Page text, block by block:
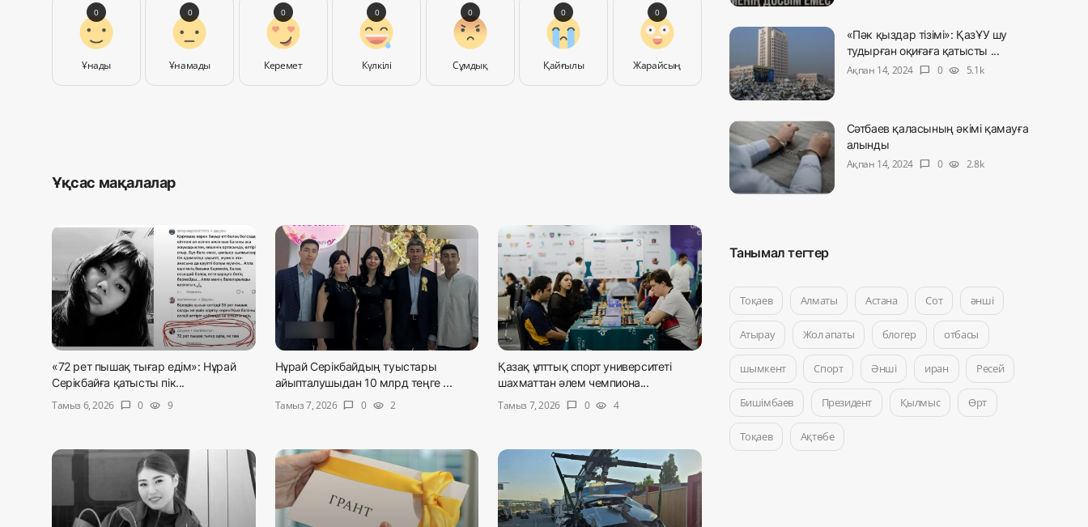
Ұнады
0
Ұнамады
0
Керемет
0
Күлкілі
0
Сұмдық
0
Қайғылы
0
Жарайсың
0
Ұқсас мақалалар
«72 рет пышақ тығар едім»: Нұрай
Серікбайға қатысты пік...
Тамыз 6, 2026 chat_bubble 0 visibility 9
Нұрай Серікбайдың туыстары
айыпталушыдан 10 млрд теңге ...
Тамыз 7, 2026 chat_bubble 0 visibility 2
Қазақ ұлттық спорт университеті
шахматтан әлем чемпиона...
Тамыз 7, 2026 chat_bubble 0 visibility 4
«Пәк қыздар тізімі»: ҚазҰУ шу
тудырған оқиғаға қатысты ...
Ақпан 14, 2024
chat_bubble 0 visibility 5.1k
Сәтбаев қаласының әкімі қамауға
алынды
Ақпан 14, 2024
chat_bubble 0 visibility 2.8k
Танымал тегтер
Тоқаев Алматы Астана Сот әнші
Атырау Жол апаты блогер отбасы
шымкент Спорт Әнші иран Ресей
Бишімбаев Президент Қылмыс Өрт
Тоқаев Ақтөбе